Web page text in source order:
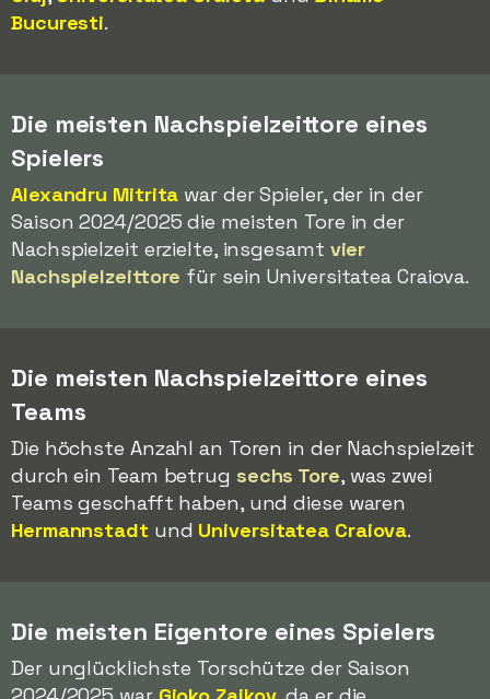
Bucuresti.
Die meisten Nachspielzeittore eines
Spielers
Alexandru Mitrita war der Spieler, der in der
Saison 2024/2025 die meisten Tore in der
Nachspielzeit erzielte, insgesamt vier
Nachspielzeittore für sein Universitatea Craiova.
Die meisten Nachspielzeittore eines
Teams
Die höchste Anzahl an Toren in der Nachspielzeit
durch ein Team betrug sechs Tore, was zwei
Teams geschafft haben, und diese waren
Hermannstadt und Universitatea Craiova.
Die meisten Eigentore eines Spielers
Der unglücklichste Torschütze der Saison